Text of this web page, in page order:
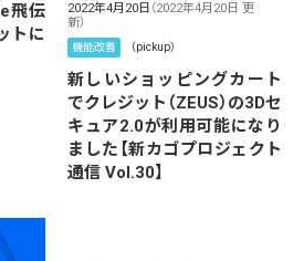
飛伝
トに
2022年4月20日 （2022年4月20日 更
新）
機能改善 （pickup）
新しいショッピングカート
でクレジット（ZEUS）の3Dセ
キュア2.0が利用可能になり
ました【新カゴプロジェクト
通信 Vol.30】